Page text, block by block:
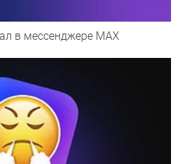
в мессенджере МАХ